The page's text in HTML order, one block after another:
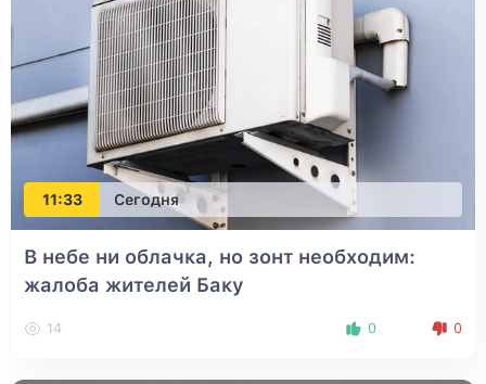
11:33 Сегодня
В небе ни облачка, но зонт необходим:
жалоба жителей Баку
14 0 0